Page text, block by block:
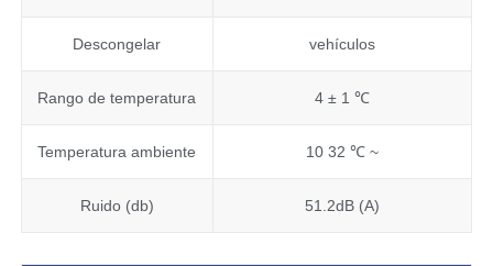
Descongelar vehículos
Rango de temperatura 4 ± 1 ℃
Temperatura ambiente 10 32 ℃ ~
Ruido (db) 51.2dB (A)